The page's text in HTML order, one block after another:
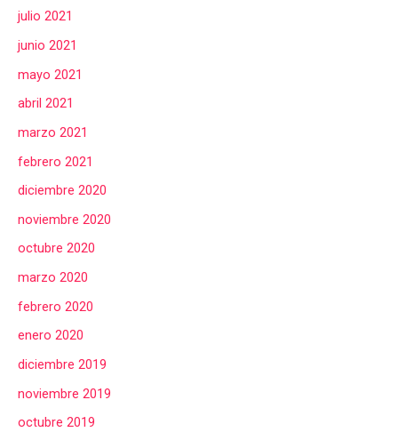
julio 2021
junio 2021
mayo 2021
abril 2021
marzo 2021
febrero 2021
diciembre 2020
noviembre 2020
octubre 2020
marzo 2020
febrero 2020
enero 2020
diciembre 2019
noviembre 2019
octubre 2019